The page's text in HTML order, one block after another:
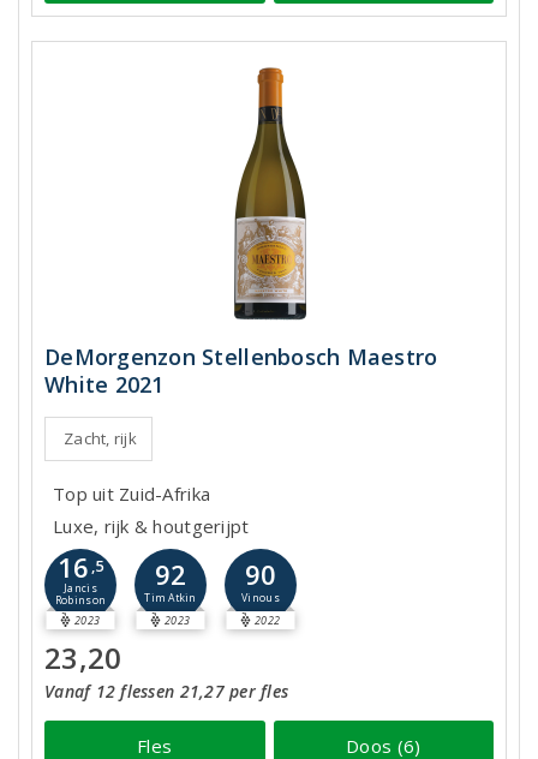
DeMorgenzon Stellenbosch Maestro
White 2021
Zacht, rijk
Top uit Zuid-Afrika
Luxe, rijk & houtgerijpt
16 ,5
Jancis
Robinson
2023
92
Tim Atkin
2023
90
Vinous
2022
23,20
Vanaf 12 flessen 21,27 per fles
Fles Doos (6)